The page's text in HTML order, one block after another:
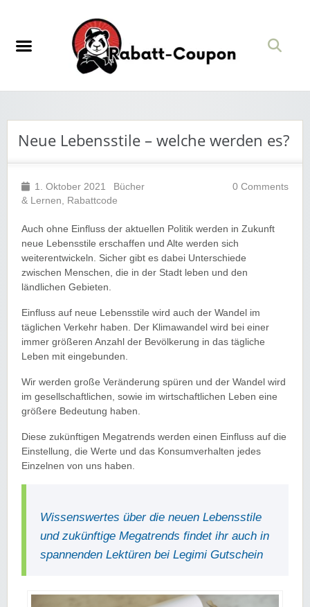
Neue Lebensstile – welche werden es?
1. Oktober 2021
Bücher
& Lernen
Rabattcode
0 Comments
Auch ohne Einfluss der aktuellen Politik werden in Zukunft
neue Lebensstile erschaffen und Alte werden sich
weiterentwickeln. Sicher gibt es dabei Unterschiede
zwischen Menschen, die in der Stadt leben und den
ländlichen Gebieten.
Einfluss auf neue Lebensstile wird auch der Wandel im
täglichen Verkehr haben. Der Klimawandel wird bei einer
immer größeren Anzahl der Bevölkerung in das tägliche
Leben mit eingebunden.
Wir werden große Veränderung spüren und der Wandel wird
im gesellschaftlichen, sowie im wirtschaftlichen Leben eine
größere Bedeutung haben.
Diese zukünftigen Megatrends werden einen Einfluss auf die
Einstellung, die Werte und das Konsumverhalten jedes
Einzelnen von uns haben.
Wissenswertes über die neuen Lebensstile
und zukünftige Megatrends findet ihr auch in
spannenden Lektüren bei Legimi Gutschein